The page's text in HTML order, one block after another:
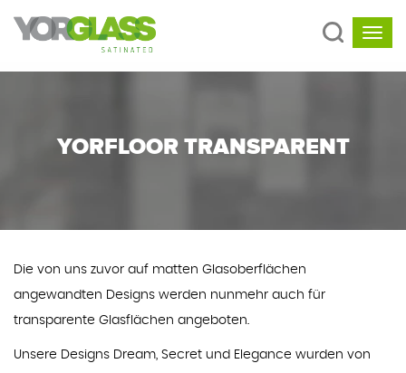
YORFLOOR TRANSPARENT
Die von uns zuvor auf matten Glasoberflächen
angewandten Designs werden nunmehr auch für
transparente Glasflächen angeboten.
Unsere Designs Dream, Secret und Elegance wurden von